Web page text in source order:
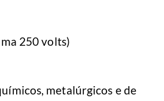
250 volts)
metalúrgicos e de